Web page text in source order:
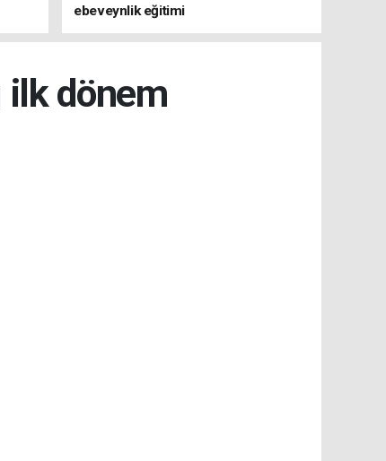
ebeveynlik eğitimi
ilk dönem